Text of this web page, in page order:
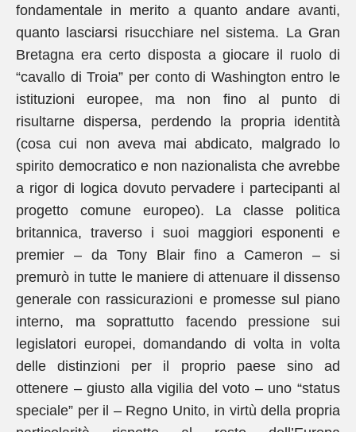
fondamentale in merito a quanto andare avanti,
quanto lasciarsi risucchiare nel sistema. La Gran
Bretagna era certo disposta a giocare il ruolo di
“cavallo di Troia” per conto di Washington entro le
istituzioni europee, ma non fino al punto di
risultarne dispersa, perdendo la propria identità
(cosa cui non aveva mai abdicato, malgrado lo
spirito democratico e non nazionalista che avrebbe
a rigor di logica dovuto pervadere i partecipanti al
progetto comune europeo). La classe politica
britannica, traverso i suoi maggiori esponenti e
premier – da Tony Blair fino a Cameron – si
premurò in tutte le maniere di attenuare il dissenso
generale con rassicurazioni e promesse sul piano
interno, ma soprattutto facendo pressione sui
legislatori europei, domandando di volta in volta
delle distinzioni per il proprio paese sino ad
ottenere – giusto alla vigilia del voto – uno “status
speciale” per il – Regno Unito, in virtù della propria